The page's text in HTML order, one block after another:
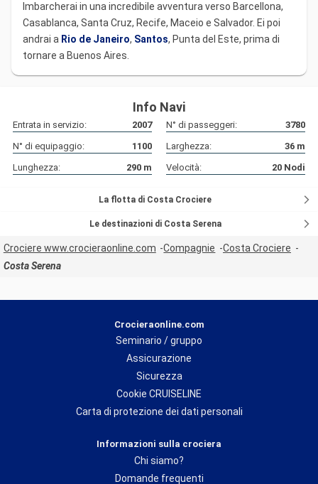
Imbarcherai in una incredibile avventura verso Barcellona,
Casablanca, Santa Cruz, Recife, Maceio e Salvador. Ei poi
andrai a Rio de Janeiro, Santos, Punta del Este, prima di
tornare a Buenos Aires.
Info Navi
Entrata in servizio: 2007 N° di passeggeri:
3780
N° di equipaggio:
1100 Larghezza: 36 m
Lunghezza:
290 m Velocità: 20 Nodi
La flotta di Costa Crociere
Le destinazioni di Costa Serena
Crociere www.crocieraonline.com Compagnie
Costa Crociere
Costa Serena
Crocieraonline.com
Seminario / gruppo
Assicurazione
Sicurezza
Cookie CRUISELINE
Carta di protezione dei dati personali
Informazioni sulla crociera
Chi siamo?
Domande frequenti